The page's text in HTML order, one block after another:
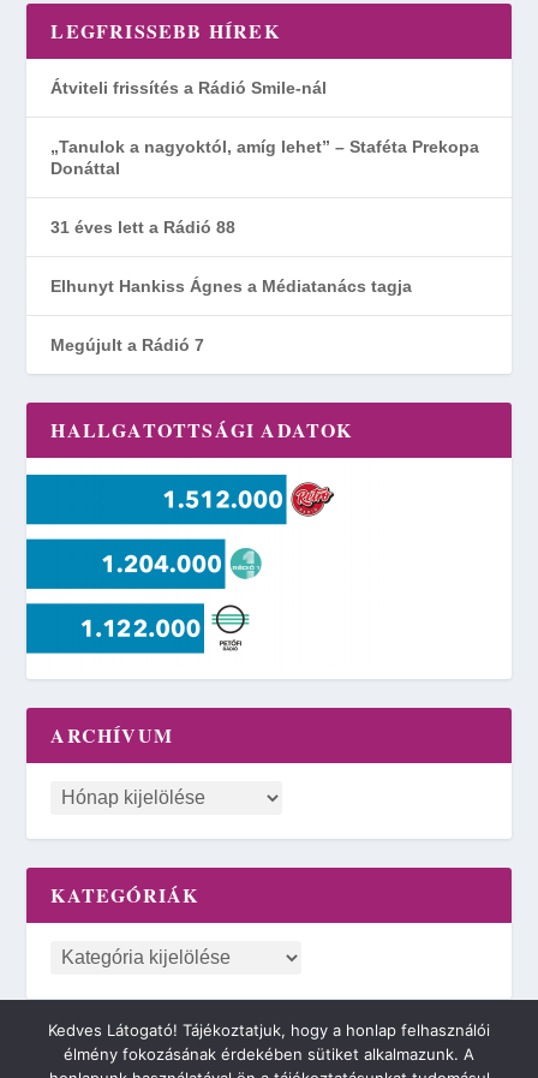
LEGFRISSEBB HÍREK
Átviteli frissítés a Rádió Smile-nál
„Tanulok a nagyoktól, amíg lehet” – Staféta Prekopa
Donáttal
31 éves lett a Rádió 88
Elhunyt Hankiss Ágnes a Médiatanács tagja
Megújult a Rádió 7
HALLGATOTTSÁGI ADATOK
ARCHÍVUM
KATEGÓRIÁK
Kedves Látogató! Tájékoztatjuk, hogy a honlap felhasználói
élmény fokozásának érdekében sütiket alkalmazunk. A